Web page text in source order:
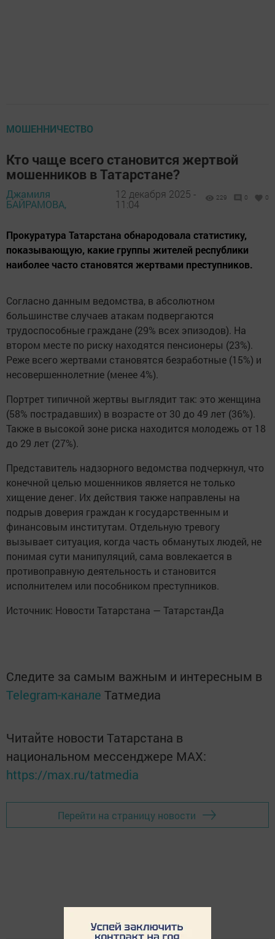
МОШЕННИЧЕСТВО
Кто чаще всего становится жертвой
мошенников в Татарстане?
Джамиля
БАЙРАМОВА,
12 декабря 2025 -
11:04
229 0 0
Прокуратура Татарстана обнародовала статистику,
показывающую, какие группы жителей республики
наиболее часто становятся жертвами преступников.
Согласно данным ведомства, в абсолютном
большинстве случаев атакам подвергаются
трудоспособные граждане (29% всех эпизодов). На
втором месте по риску находятся пенсионеры (23%).
Реже всего жертвами становятся безработные (15%) и
несовершеннолетние (менее 4%).
Портрет типичной жертвы выглядит так: это женщина
(58% пострадавших) в возрасте от 30 до 49 лет (36%).
Также в высокой зоне риска находится молодежь от 18
до 29 лет (27%).
Представитель надзорного ведомства подчеркнул, что
конечной целью мошенников является не только
хищение денег. Их действия также направлены на
подрыв доверия граждан к государственным и
финансовым институтам. Отдельную тревогу
вызывает ситуация, когда часть обманутых людей, не
понимая сути манипуляций, сама вовлекается в
противоправную деятельность и становится
исполнителем или пособником преступников.
Источник: Новости Татарстана — ТатарстанДа
Следите за самым важным и интересным в
Telegram-канале Татмедиа
Читайте новости Татарстана в
национальном мессенджере MАХ:
https://max.ru/tatmedia
Перейти на страницу новости